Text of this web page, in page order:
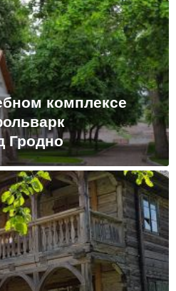
комплексе
Гродно